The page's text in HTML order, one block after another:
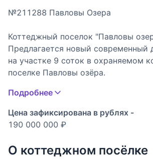
№211288 Павловы Озера
Коттеджный поселок "Павловы
Предлагается новый современный
на участке 9 соток в охраняемом
поселке Павловы озёра.
проекту. Дом оснащён тройной
микроклимата для
Установлены водяной тёплый пол
рекуперацией тепла, мультисплит-
интегрированные конвекторы.
Подробнее
Цена зафиксирована в рублях -
190 000 000 ₽
О коттеджном посёлке